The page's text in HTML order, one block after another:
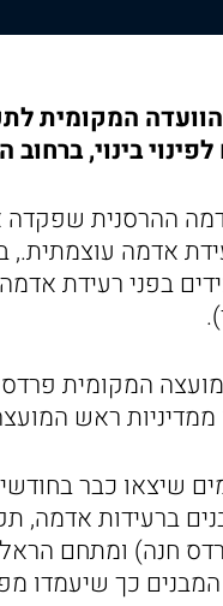
בינוי,
ההרסנית שפקדה
אדמה עוצמתית.,
המקומית פרדס
ראש המועצה
שיצאו כבר
המבנים כך שיעמדו